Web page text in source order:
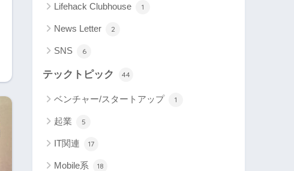
Lifehack Clubhouse 1
News Letter 2
SNS 6
テックトピック 44
ベンチャー/スタートアップ 1
起業 5
IT関連 17
Mobile系 18